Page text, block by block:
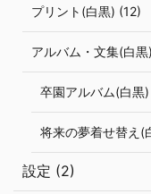
プリント(白黒) (12)
アルバム・文集(白
卒園アルバム(白黒
将来の夢着せ替え(
設定 (2)